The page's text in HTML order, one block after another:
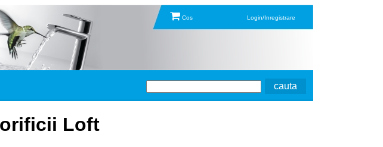
Cos Login/Inregistrare
Loft